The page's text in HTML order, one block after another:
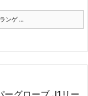
ンゲ ...